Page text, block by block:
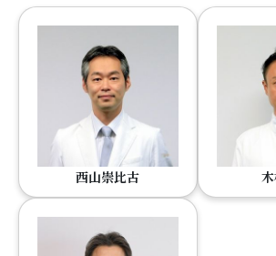
西山崇比古